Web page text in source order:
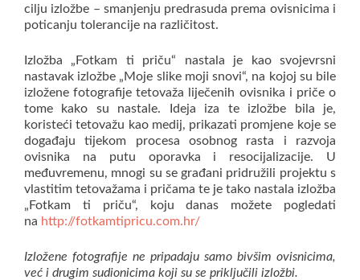
cilju izložbe – smanjenju predrasuda prema ovisnicima i
poticanju tolerancije na različitost.
Izložba „Fotkam ti priču“ nastala je kao svojevrsni
nastavak izložbe „Moje slike moji snovi“, na kojoj su bile
izložene fotografije tetovaža liječenih ovisnika i priče o
tome kako su nastale. Ideja iza te izložbe bila je,
koristeći tetovažu kao medij, prikazati promjene koje se
događaju tijekom procesa osobnog rasta i razvoja
ovisnika na putu oporavka i resocijalizacije. U
međuvremenu, mnogi su se građani pridružili projektu s
vlastitim tetovažama i pričama te je tako nastala izložba
„Fotkam ti priču“, koju danas možete pogledati
na http://fotkamtipricu.com.hr/
Izložene fotografije ne pripadaju samo bivšim ovisnicima,
već i drugim sudionicima koji su se priključili izložbi.